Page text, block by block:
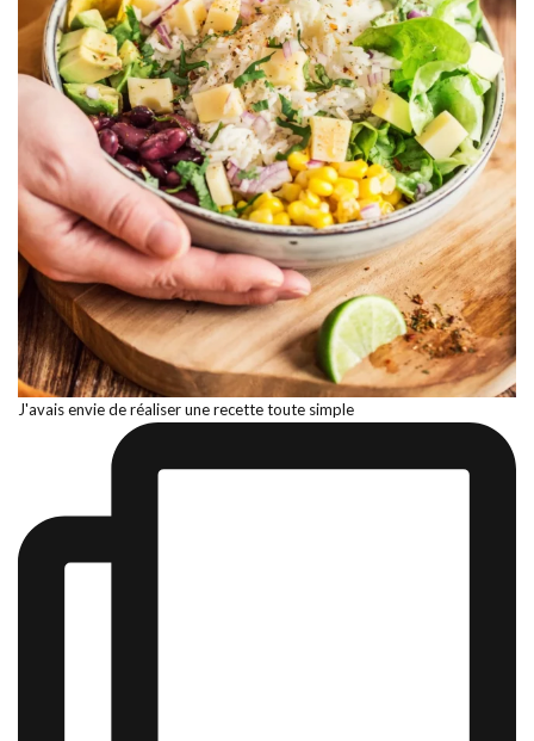
J'avais envie de réaliser une recette toute simple